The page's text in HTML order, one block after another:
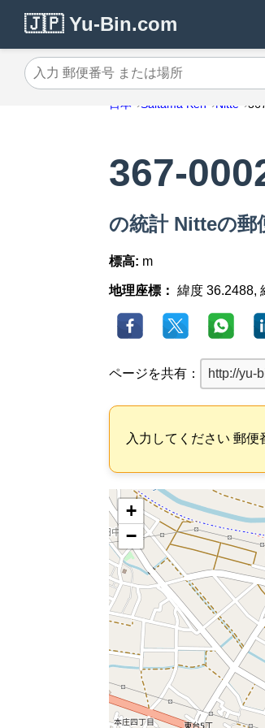
🇯🇵 Yu-Bin.com
入力 郵便番号 または場所
日本 Saitama Ken Nitte
367-
の統計 Nitteの郵
標高: m
地理座標： 緯度 36.2488,
ページを共有：
入力してください 郵
+
−